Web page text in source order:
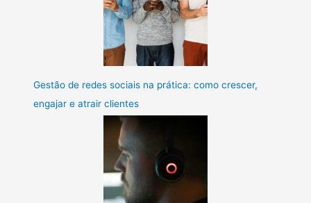
Gestão de redes sociais na prática: como crescer,
engajar e atrair clientes